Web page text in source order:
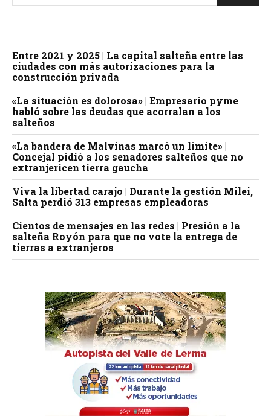
Entre 2021 y 2025 | La capital salteña entre las
ciudades con más autorizaciones para la
construcción privada
«La situación es dolorosa» | Empresario pyme
habló sobre las deudas que acorralan a los
salteños
«La bandera de Malvinas marcó un límite» |
Concejal pidió a los senadores salteños que no
extranjericen tierra gaucha
Viva la libertad carajo | Durante la gestión Milei,
Salta perdió 313 empresas empleadoras
Cientos de mensajes en las redes | Presión a la
salteña Royón para que no vote la entrega de
tierras a extranjeros